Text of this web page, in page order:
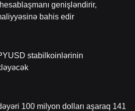
genişləndirir,
bahis edir
stabilkoinlərinin
100 milyon dolları aşaraq 141